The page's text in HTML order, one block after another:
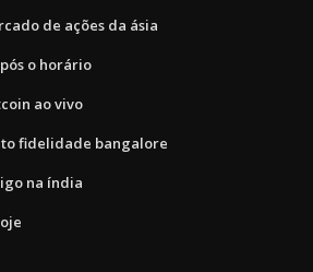
de ações da ásia
o horário
ao vivo
fidelidade bangalore
na índia